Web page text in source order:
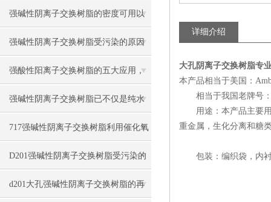
应解决方法分享
强碱性阴离子交换树脂的密度可用以
下方法表示
强碱性阴离子交换树脂受污染的原因
有哪些
强酸性阳离子交换树脂的五大应用，
你知道吗？
强碱性阴离子交换树脂已不仅是纯水
制备的核心材料
717强碱性阴离子交换树脂利用催化氧
化法再生
D201强碱性阴离子交换树脂受污染的
对策与情况
d201大孔强碱性阴离子交换树脂的再
详细介绍
大孔阴离子交换树脂专
本产品相当于美国：
相当于我国老牌号：
用途：本产品主要用
重金属，生化分离和糖
包装：编织袋，内衬